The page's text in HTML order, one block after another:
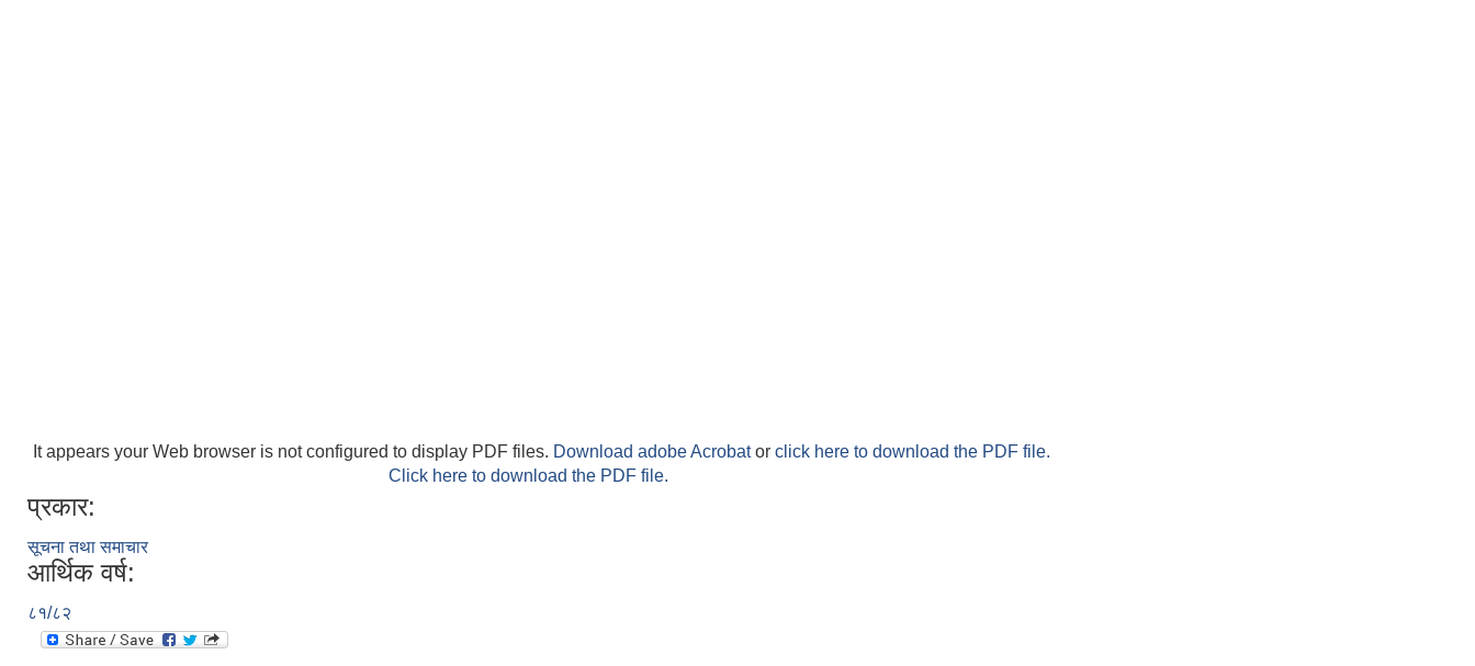
It appears your Web browser is not configured to display PDF files. Download adobe Acrobator click here to download the PDF file.
Click here to download the PDF file.
प्रकार:
सूचना तथा समाचार
आर्थिक वर्ष:
८१/८२